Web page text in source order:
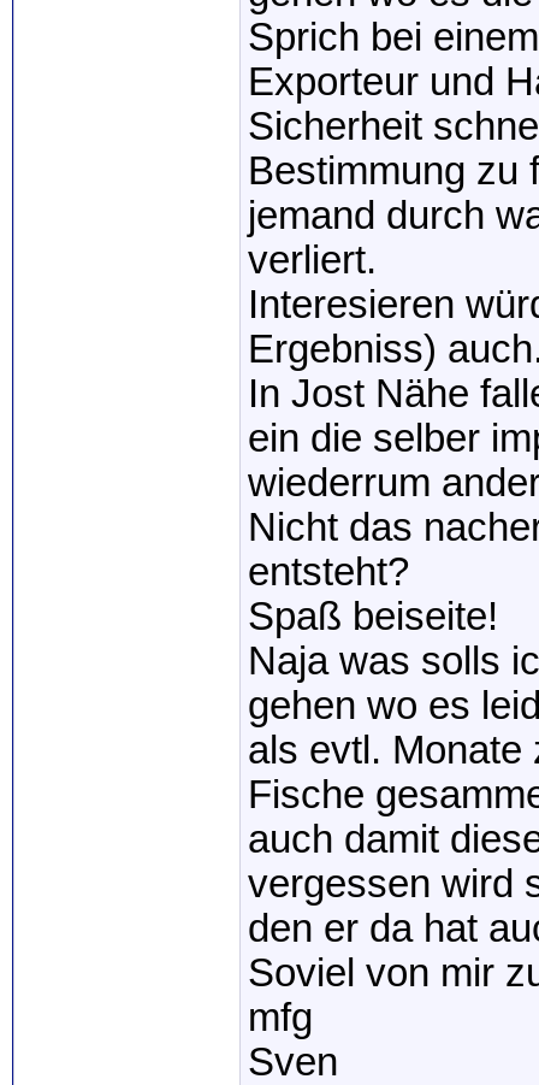
Sprich bei
Exporteur und
Sicherheit
Bestimmung zu
jemand durch
verliert.
Interesieren
Ergebniss)
In Jost Nähe
ein die selber
wiederrum
Nicht das
entsteht?
Spaß beiseite!
Naja was solls
gehen wo es
als evtl. Monate
Fische
auch damit
vergessen wird
den er da hat
Soviel von mir
mfg
Sven